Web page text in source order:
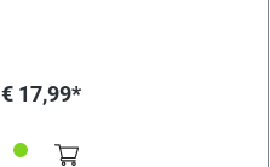
€ 17,99*